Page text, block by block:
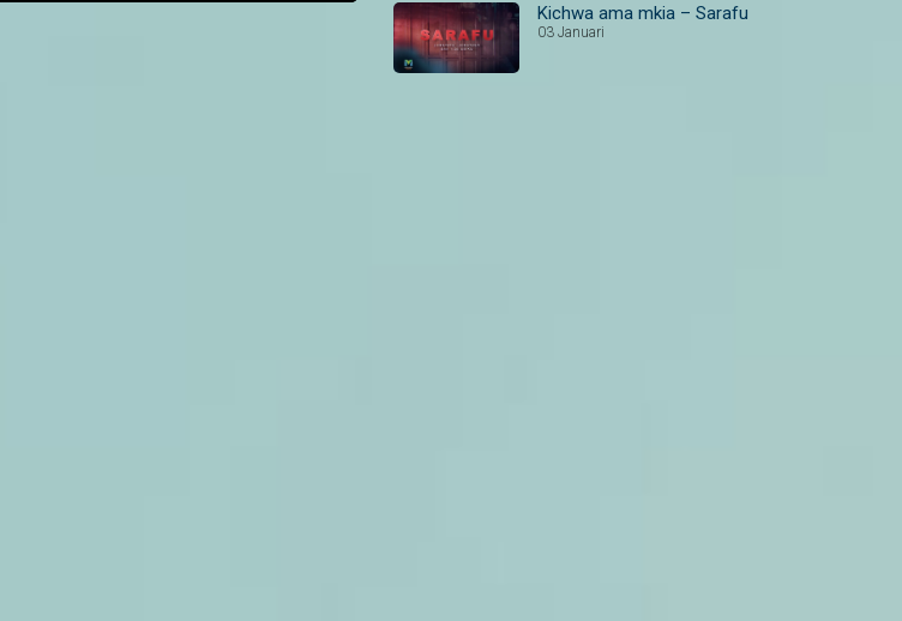
Kichwa ama mkia – Sarafu
03 Januari